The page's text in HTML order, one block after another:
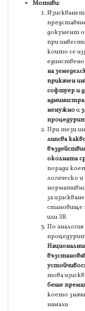
Мотиви:
документ
при
които се
на
прикачен
софтуер и
ненужнои
При тези
липсва
околната
поради
логическо и
за
становище
или ЗВ.
По аналогия
това
беше
което
намали